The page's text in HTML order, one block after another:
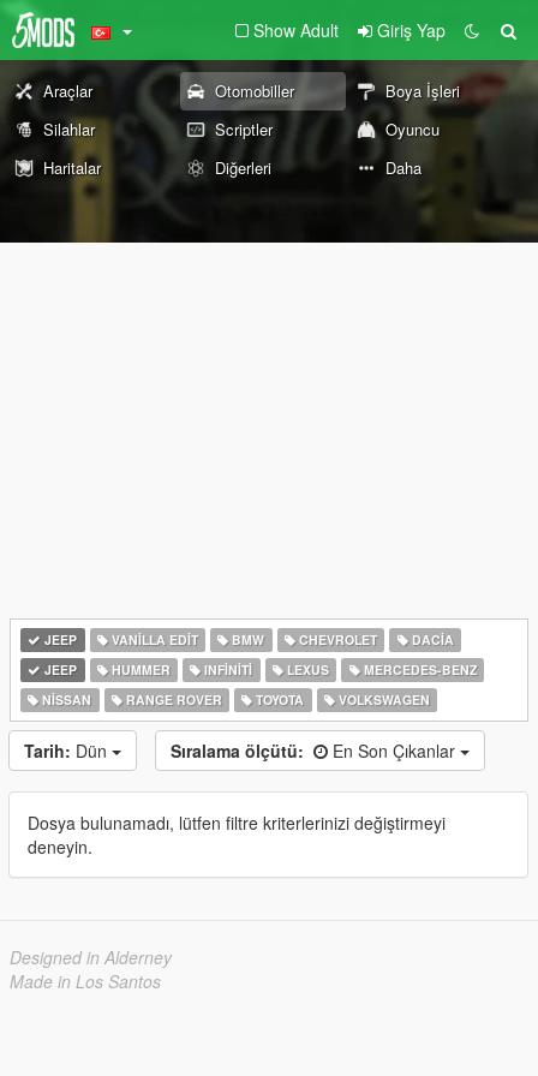
Show Adult Giriş Yap
Araçlar Otomobiller
Boya İşleri
Silahlar
Scriptler
Oyuncu
Haritalar
Diğerleri Daha
JEEP VANILLA EDIT BMW CHEVROLET
DACIA
JEEP
HUMMER INFINITI LEXUS
MERCEDES-BENZ
NISSAN
RANGE ROVER TOYOTA VOLKSWAGEN
Tarih: Dün Sıralama ölçütü: En Son Çıkanlar
Dosya bulunamadı, lütfen filtre kriterlerinizi değiştirmeyi
deneyin.
Designed in Alderney
Made in Los Santos